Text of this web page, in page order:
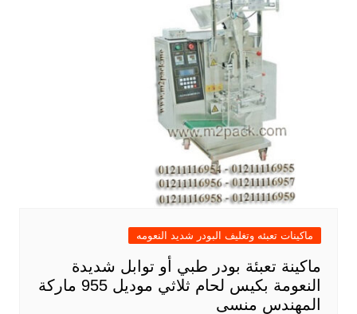
ماكينات تعبئه وتغليف البودر شديد النعومه
ماكينة تعبئة بودر طبي أو توابل شديدة
النعومة بكيس لحام ثلاثي موديل 955 ماركة
المهندس منسى